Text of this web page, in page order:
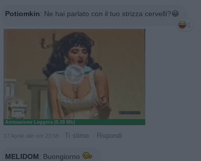
Potiomkin: Ne hai parlato con il tuo strizza cervelli?😂
1
Animazione Leggera (0.29 Mb)
17 Aprile alle ore 23:58 Ti stimo Rispondi
MELIDOM: Buongiorno